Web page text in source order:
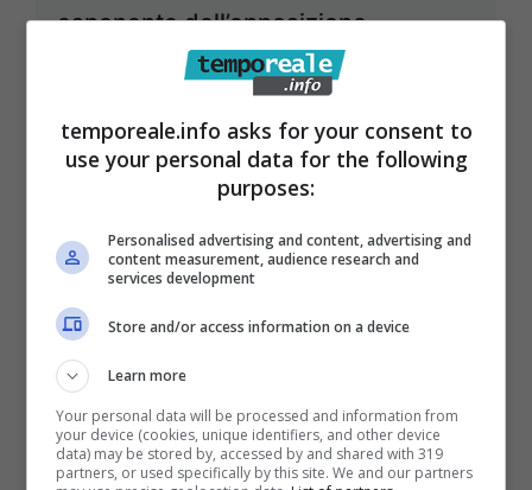
esponente dell’opposizione
28 Dicembre 2018
temporeale.info asks for your consent to
use your personal data for the following
purposes:
Personalised advertising and content, advertising and
content measurement, audience research and
services development
Store and/or access information on a device
Learn more
Your personal data will be processed and information from
your device (cookies, unique identifiers, and other device
data) may be stored by, accessed by and shared with 319
partners, or used specifically by this site. We and our partners